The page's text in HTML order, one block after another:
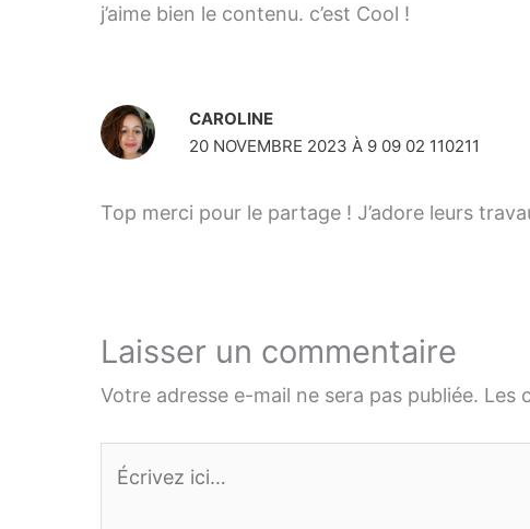
j’aime bien le contenu. c’est Cool !
CAROLINE
20 NOVEMBRE 2023 À 9 09 02 110211
Top merci pour le partage ! J’adore leurs
Laisser un commentaire
Votre adresse e-mail ne sera pas publiée. Les
Écrivez